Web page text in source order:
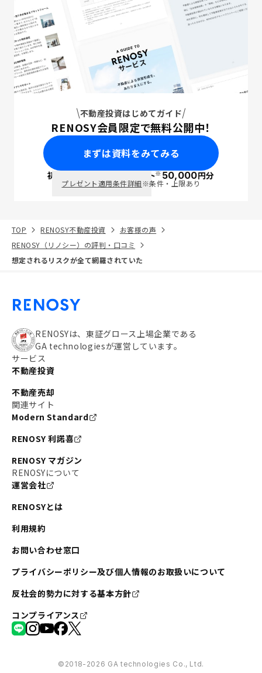
不動産投資はじめてガイド
RENOSY会員限定で無料公開中！
まずは資料をみてみる
初回面談で ポイント※50,000円分
プレゼント適用条件詳細※条件・上限あり
TOP RENOSY不動産投資
お客様の声
RENOSY（リノシー）の評判・口コミ
想定されるリスクが全て網羅されていた
RENOSYは、東証グロース上場企業である
GA technologiesが運営しています。
サービス
不動産投資
不動産売却
関連サイト
Modern Standard
RENOSY 利諾喜
RENOSY マガジン
RENOSYについて
運営会社
RENOSYとは
利用規約
お問い合わせ窓口
プライバシーポリシー及び個人情報のお取扱いについて
反社会的勢力に対する基本方針
コンプライアンス
©︎2018-2026 GA technologies Co., Ltd.